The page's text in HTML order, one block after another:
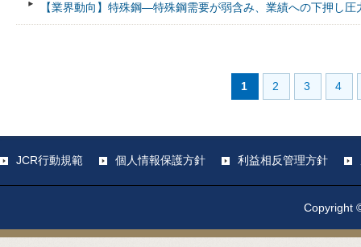
【業界動向】特殊鋼―特殊鋼需要が弱含み、業績への下押し
1 2 3 4
JCR行動規範 個人情報保護方針 利益相反管理方針
Copyright